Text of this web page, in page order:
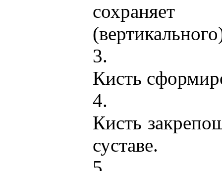
сохраняет
3.
Кисть
4.
Кисть
суставе.